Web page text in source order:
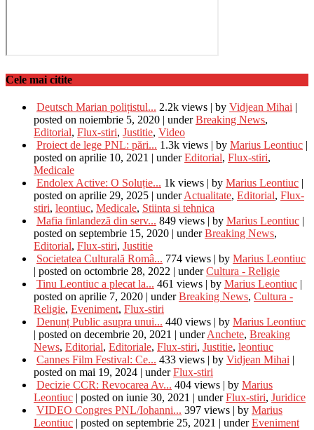
Cele mai citite
Deutsch Marian polițistul... 2.2k views | by Vidjean Mihai |
posted on noiembrie 5, 2020 | underBreaking News,
Editorial, Flux-stiri, Justitie, Video
Proiect de lege PNL: pări... 1.3k views | by Marius Leontiuc |
posted on aprilie 10, 2021 | underEditorial, Flux-stiri,
Medicale
Endolex Active: O Soluție... 1k views | by Marius Leontiuc |
posted on aprilie 29, 2025 | underActualitate, Editorial, Flux-
stiri, leontiuc, Medicale, Stiinta si tehnica
Mafia finlandeză din serv... 849 views | by Marius Leontiuc |
posted on septembrie 15, 2020 | underBreaking News,
Editorial, Flux-stiri, Justitie
Societatea Culturală Româ... 774 views | by Marius Leontiuc
| posted on octombrie 28, 2022 | underCultura - Religie
Tinu Leontiuc a plecat la... 461 views | by Marius Leontiuc |
posted on aprilie 7, 2020 | underBreaking News, Cultura -
Religie, Eveniment, Flux-stiri
Denunț Public asupra unui... 440 views | by Marius Leontiuc
| posted on decembrie 20, 2021 | underAnchete, Breaking
News, Editorial, Editoriale, Flux-stiri, Justitie, leontiuc
Cannes Film Festival: Ce... 433 views | by Vidjean Mihai |
posted on mai 19, 2024 | underFlux-stiri
Decizie CCR: Revocarea Av... 404 views | by Marius
Leontiuc | posted on iunie 30, 2021 | underFlux-stiri, Juridice
VIDEO Congres PNL/Iohanni... 397 views | by Marius
Leontiuc | posted on septembrie 25, 2021 | underEveniment